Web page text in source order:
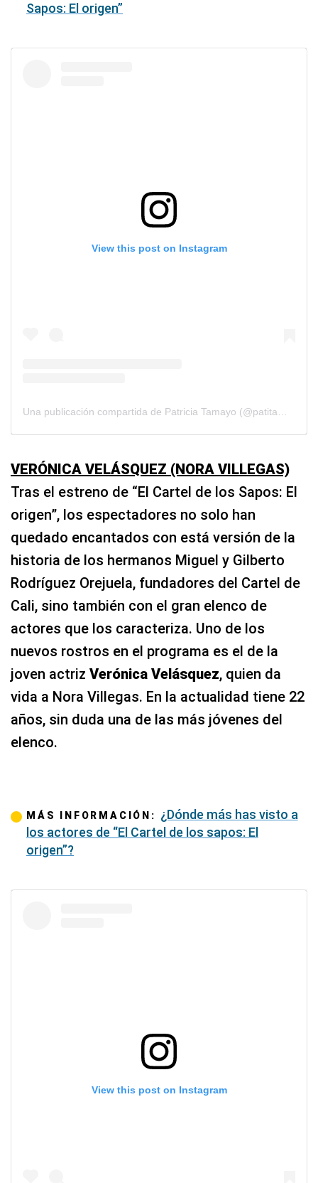
Sapos: El origen”
View this post on Instagram
Una publicación compartida de Patricia Tamayo (@patitamayo)
VERÓNICA VELÁSQUEZ (NORA VILLEGAS)
Tras el estreno de “El Cartel de los Sapos: El
origen”, los espectadores no solo han
quedado encantados con está versión de la
historia de los hermanos Miguel y Gilberto
Rodríguez Orejuela, fundadores del Cartel de
Cali, sino también con el gran elenco de
actores que los caracteriza. Uno de los
nuevos rostros en el programa es el de la
joven actriz Verónica Velásquez, quien da
vida a Nora Villegas. En la actualidad tiene 22
años, sin duda una de las más jóvenes del
elenco.
MÁS INFORMACIÓN:
¿Dónde más has visto a
los actores de “El Cartel de los sapos: El
origen”?
View this post on Instagram